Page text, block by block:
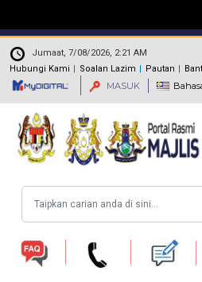
.
Jumaat, 7/08/2026, 2:21 AM
Hubungi Kami
Soalan Lazim Pautan
MASUK